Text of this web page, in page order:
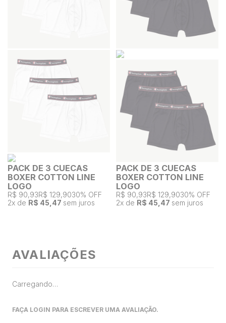
PACK DE 3 CUECAS
BOXER COTTON LINE
LOGO
R$ 90,93R$ 129,9030% OFF
2x de R$ 45,47 sem juros
PACK DE 3 CUECAS
BOXER COTTON LINE
LOGO
R$ 90,93R$ 129,9030% OFF
2x de R$ 45,47 sem juros
AVALIAÇÕES
Carregando…
FAÇA LOGIN PARA ESCREVER UMA AVALIAÇÃO.